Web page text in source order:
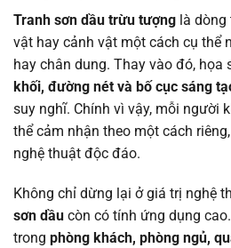
Tranh sơn dầu trừu tượng là dòng
vật hay cảnh vật một cách cụ thể
hay chân dung. Thay vào đó, họa
khối, đường nét và bố cục sáng
suy nghĩ. Chính vì vậy, mỗi người
thể cảm nhận theo một cách
nghệ thuật độc đáo.
Không chỉ dừng lại ở giá trị nghệ
sơn dầu còn có tính ứng dụng
trong phòng khách, phòng ngủ,